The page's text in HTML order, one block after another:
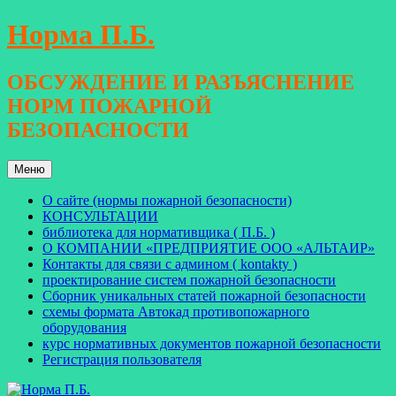
Перейти
к
Норма П.Б.
ОБСУЖДЕНИЕ И РАЗЪЯСНЕНИЕ
НОРМ ПОЖАРНОЙ
БЕЗОПАСНОСТИ
Меню
О сайте (нормы пожарной безопасности)
КОНСУЛЬТАЦИИ
библиотека для нормативщика ( П.Б. )
О КОМПАНИИ «ПРЕДПРИЯТИЕ ООО «АЛЬТАИР»
Контакты для связи с админом ( kontakty )
проектирование систем пожарной безопасности
Сборник уникальных статей пожарной безопасности
схемы формата Автокад противопожарного
оборудования
курс нормативных документов пожарной безопасности
Регистрация пользователя